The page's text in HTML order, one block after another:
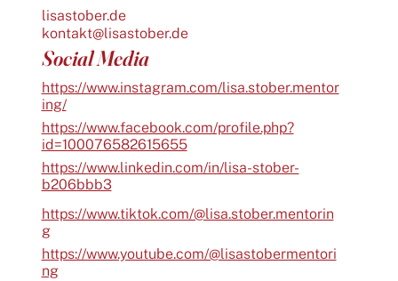
lisastober.de
kontakt@lisastober.de
Social Media
https://www.instagram.com/lisa.stober.mentor
ing/
https://www.facebook.com/profile.php?
id=100076582615655
https://www.linkedin.com/in/lisa-stober-
b206bbb3
https://www.tiktok.com/@lisa.stober.mentorin
g
https://www.youtube.com/@lisastobermentori
ng